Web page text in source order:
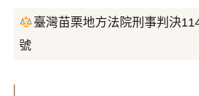
臺灣苗栗地方法院刑事判決
號